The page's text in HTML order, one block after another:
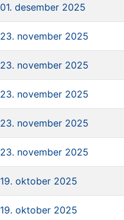
01. desember 2025
23. november 2025
23. november 2025
23. november 2025
23. november 2025
23. november 2025
19. oktober 2025
19. oktober 2025